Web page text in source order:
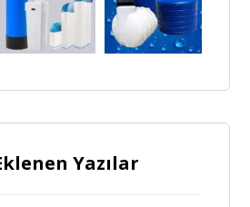
Yazılar